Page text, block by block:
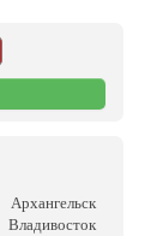
Архангельск
Владивосток